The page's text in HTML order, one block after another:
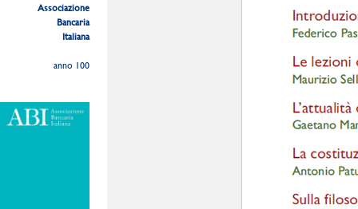
Associazione
Bancaria
Italiana
anno 100